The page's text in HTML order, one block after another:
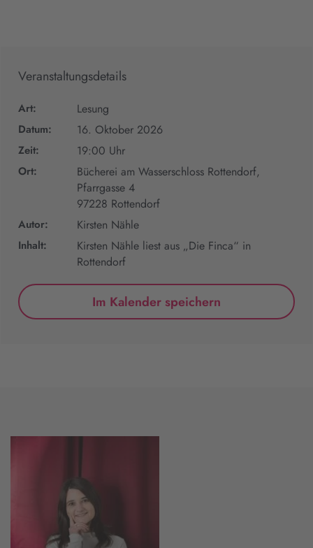
Veranstaltungsdetails
Art: Lesung
Datum: 16. Oktober 2026
Zeit: 19:00 Uhr
Ort:
Bücherei am Wasserschloss Rottendorf,
Pfarrgasse 4
97228 Rottendorf
Autor: Kirsten Nähle
Inhalt:
Kirsten Nähle liest aus „Die Finca“ in
Rottendorf
Im Kalender speichern